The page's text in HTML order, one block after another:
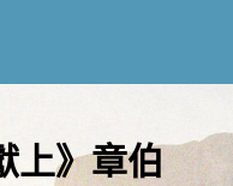
閱
上》章伯